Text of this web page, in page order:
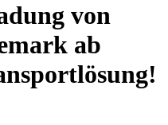
von
ab